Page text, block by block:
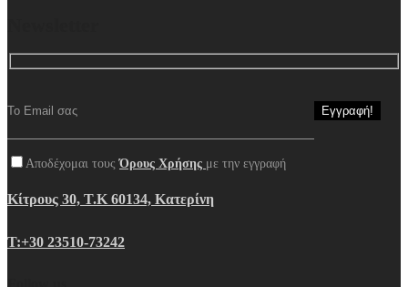
Αποδέχομαι τουςΌρους Χρήσης με την εγγραφή
Κίτρους 30, Τ.Κ 60134, Κατερίνη
Τ:+30 23510-73242